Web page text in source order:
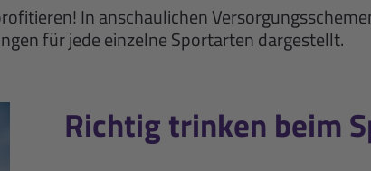
In anschaulichen
für jede einzelne Sportarten dargestellt.
Richtig trinken beim